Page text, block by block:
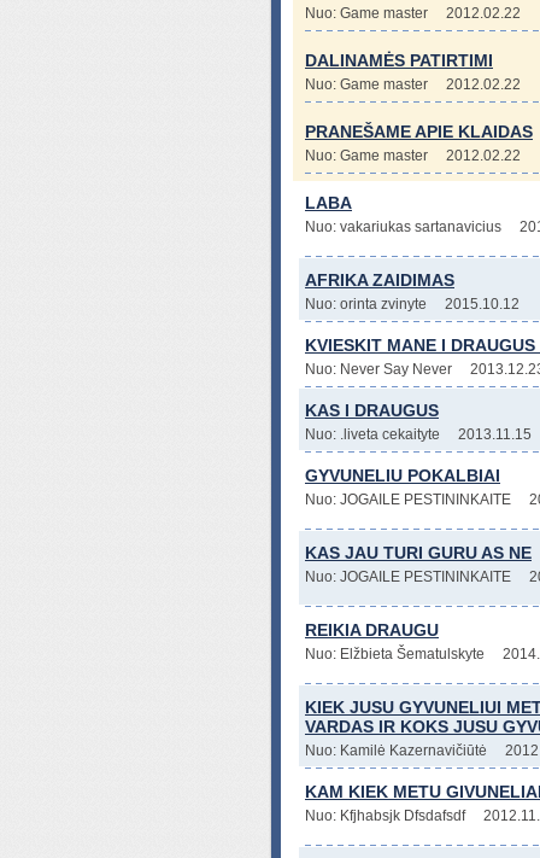
Nuo: Game master 2012.02.22
DALINAMĖS PATIRTIMI
Nuo: Game master 2012.02.22
PRANEŠAME APIE KLAIDAS
Nuo: Game master 2012.02.22
LABA
Nuo: vakariukas sartanavicius
AFRIKA ZAIDIMAS
Nuo: orinta zvinyte 2015.10.12
KVIESKIT MANE I DRAUGUS
Nuo: Never Say Never
KAS I DRAUGUS
Nuo: .liveta cekaityte 2013.11.15
GYVUNELIU POKALBIAI
Nuo: JOGAILE PESTININKAITE
KAS JAU TURI GURU AS NE
Nuo: JOGAILE PESTININKAITE
REIKIA DRAUGU
Nuo: Elžbieta Šematulskyte
KIEK JUSU GYVUNELIUI
VARDAS IR KOKS JUSU
Nuo: Kamilė Kazernavičiūtė
KAM KIEK METU
Nuo: Kfjhabsjk Dfsdafsdf